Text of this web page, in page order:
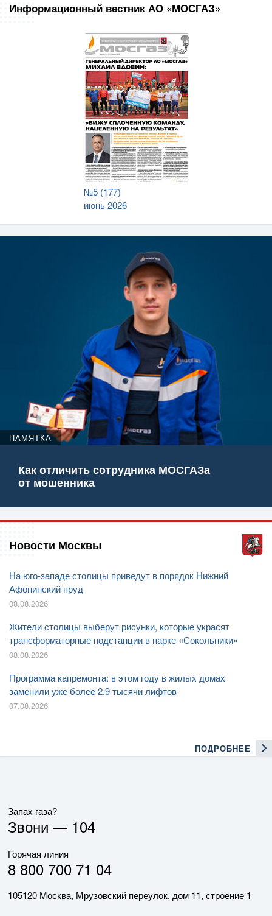
Информационный вестник АО «МОСГАЗ»
№5 (177)
июнь 2026
ПАМЯТКА
Как отличить сотрудника МОСГАЗа
от мошенника
Новости Москвы
На юго-западе столицы приведут в порядок Нижний
Афонинский пруд
08.08.2026
Жители столицы выберут рисунки, которые украсят
трансформаторные подстанции в парке «Сокольники»
08.08.2026
Программа капремонта: в этом году в жилых домах
заменили уже более 2,9 тысячи лифтов
07.08.2026
ПОДРОБНЕЕ
Запах газа?
Звони — 104
Горячая линия
8 800 700 71 04
105120 Москва, Мрузовский переулок, дом 11, строение 1